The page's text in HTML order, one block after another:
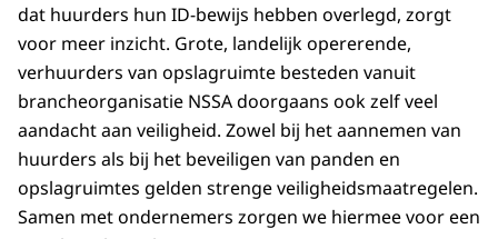
dat huurders hun ID-bewijs hebben overlegd, zorgt
voor meer inzicht. Grote, landelijk opererende,
verhuurders van opslagruimte besteden vanuit
brancheorganisatie NSSA doorgaans ook zelf veel
aandacht aan veiligheid. Zowel bij het aannemen van
huurders als bij het beveiligen van panden en
opslagruimtes gelden strenge veiligheidsmaatregelen.
Samen met ondernemers zorgen we hiermee voor een